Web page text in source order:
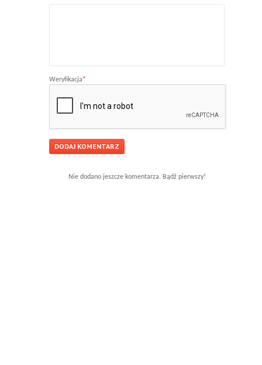
Weryfikacja*
Nie dodano jeszcze komentarza. Bądź pierwszy!